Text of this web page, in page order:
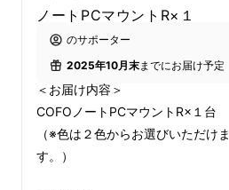
ノートPCマウントR×１
のサポーター
2025年10月末までにお届け予定
＜お届け内容＞
COFOノートPCマウントR×１台
（※色は２色からお選びいただけま
す。）